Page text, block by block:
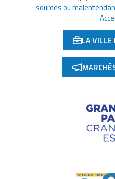
sourdes ou
LA VILLE